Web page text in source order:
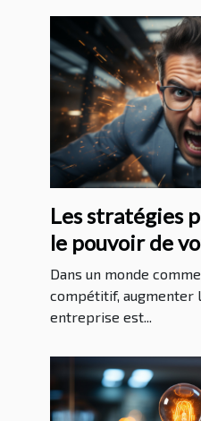
Les stratégies
le pouvoir de
Dans un monde
compétitif, augmenter
entreprise est...